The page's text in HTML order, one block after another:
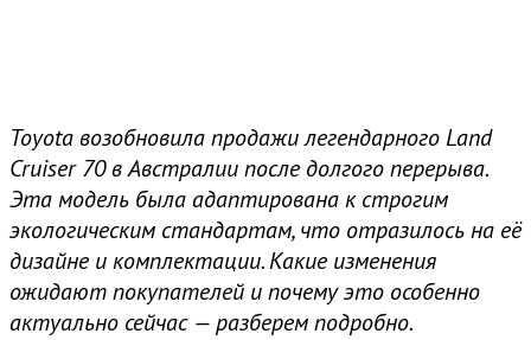
Toyota возобновила продажи легендарного Land
Cruiser 70 в Австралии после долгого перерыва.
Эта модель была адаптирована к строгим
экологическим стандартам, что отразилось на её
дизайне и комплектации. Какие изменения
ожидают покупателей и почему это особенно
актуально сейчас — разберем подробно.